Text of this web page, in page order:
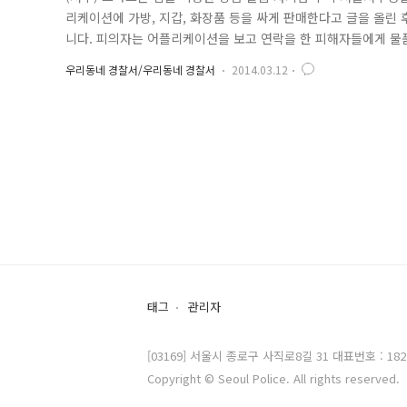
리케이션에 가방, 지갑, 화장품 등을 싸게 판매한다고 글을 올
니다. 피의자는 어플리케이션을 보고 연락을 한 피해자들에게
챙겼습니다. 서울 서부경찰서 사이버팀 윤인수 경사는 소액의
며, 아울러 이러한 물품사기 피해를 예방하기 위해 상대방에게
우리동네 경찰서/우리동네 경찰서 2014.03.12
태그 관리자
[03169] 서울시 종로구 사직로8길 31 대표번호 : 182
Copyright © Seoul Police. All rights reserved.